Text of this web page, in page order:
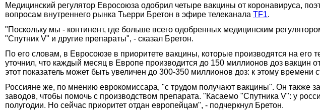
Медицинский регулятор Евросоюза одобрил четыре вакцины от коронавируса,
вопросам внутреннего рынка Тьерри Бретон в эфире телеканала TF1.
"Поскольку мы - континент, где больше всего одобренных медицинским
"Спутник V" и другие препараты", - сказал Бретон.
По его словам, в Евросоюзе в приоритете вакцины, которые производятся на его
уточнил, что каждый месяц в Европе производится до 150 миллионов доз вакцин
этот показатель может быть увеличен до 300-350 миллионов доз: к этому времени
Россияне же, по мнению еврокомиссара, "с трудом получают вакцины". Он также
заводов, чтобы помочь с производством препарата. "Касаемо "Спутника V": у
полугодии. Но сейчас приоритет отдан европейцам", - подчеркнул Бретон.